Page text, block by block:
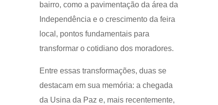
bairro, como a pavimentação da área da
Independência e o crescimento da feira
local, pontos fundamentais para
transformar o cotidiano dos moradores.
Entre essas transformações, duas se
destacam em sua memória: a chegada
da Usina da Paz e, mais recentemente,